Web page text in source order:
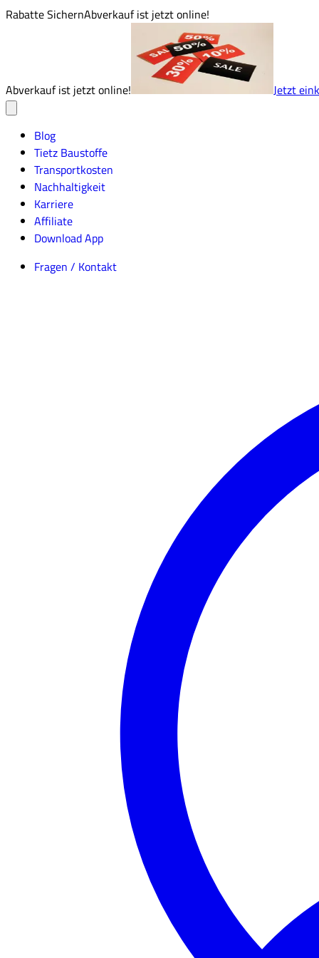
Rabatte SichernAbverkauf ist jetzt online!
Abverkauf ist jetzt online! Jetzt
Blog
Tietz Baustoffe
Transportkosten
Nachhaltigkeit
Karriere
Affiliate
Download App
Fragen / Kontakt